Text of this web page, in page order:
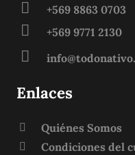
+569 8863 0703
+569 9771 2130
Enlaces
Quiénes Somos
Condiciones del